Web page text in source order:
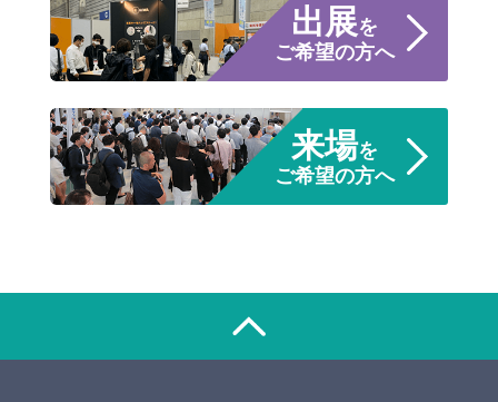
出展を
ご希望の方へ
来場を
ご希望の方へ